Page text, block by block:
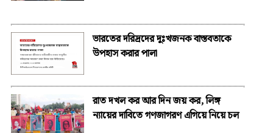
ভারতের দরিদ্রদের দুঃখজনক বাস্তবতাকে
উপহাস করার পালা
রাত দখল কর আর দিন জয় কর, লিঙ্গ
ন্যায়ের দাবিতে গণজাগরণ এগিয়ে নিয়ে চল